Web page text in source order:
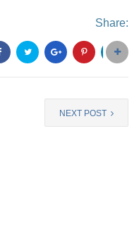
Share:
NEXT POST